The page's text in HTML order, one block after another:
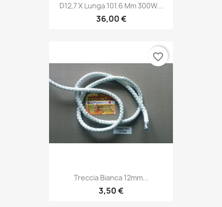
D12,7 X Lunga 101.6 Mm 300W...
36,00 €
Treccia Bianca 12mm...
3,50 €
favorite_border